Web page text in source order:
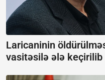
Laricaninin
vasitəsilə ələ keçirilib